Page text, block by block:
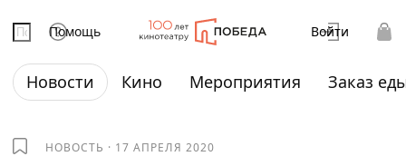
Помощь Войти
Новости Кино Мероприятия Заказ
НОВОСТЬ · 17 АПРЕЛЯ 2020